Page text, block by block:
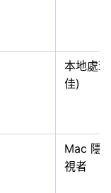
本地處
佳)
Mac 隱
視者